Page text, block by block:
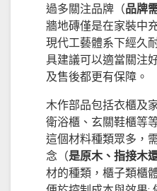
過多關注品牌（品牌
牆地磚僅是在家裝中
現代工藝體系下經久
具建議可以適當關注
及售後都更有保障。
木作部品包括衣櫃及
衛浴櫃、玄關鞋櫃等
這個材料種類眾多，
念（是原木、指接木
材的種類，櫃子類櫃